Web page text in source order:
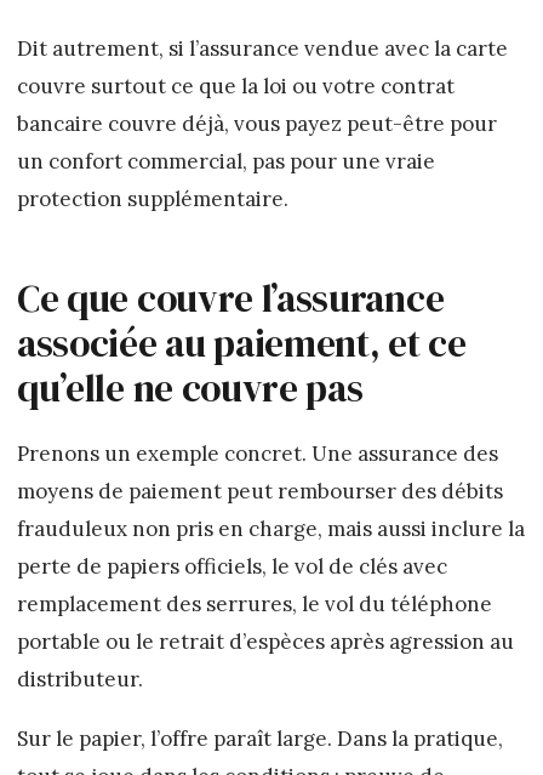
Dit autrement, si l’assurance vendue avec la carte
couvre surtout ce que la loi ou votre contrat
bancaire couvre déjà, vous payez peut-être pour
un confort commercial, pas pour une vraie
protection supplémentaire.
Ce que couvre l’assurance
associée au paiement, et ce
qu’elle ne couvre pas
Prenons un exemple concret. Une assurance des
moyens de paiement peut rembourser des débits
frauduleux non pris en charge, mais aussi inclure la
perte de papiers officiels, le vol de clés avec
remplacement des serrures, le vol du téléphone
portable ou le retrait d’espèces après agression au
distributeur.
Sur le papier, l’offre paraît large. Dans la pratique,